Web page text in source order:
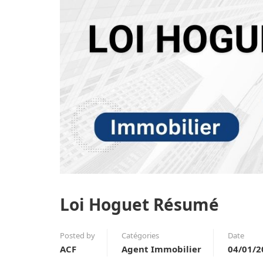
Loi Hoguet Résumé
Posted by
ACF
Catégories
Agent Immobilier
Date
04/01/